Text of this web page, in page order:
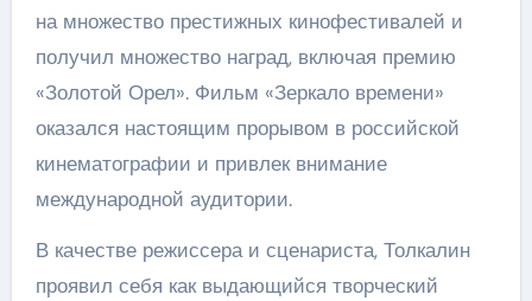
на множество престижных кинофестивалей и
получил множество наград, включая премию
«Золотой Орел». Фильм «Зеркало времени»
оказался настоящим прорывом в российской
кинематографии и привлек внимание
международной аудитории.
В качестве режиссера и сценариста, Толкалин
проявил себя как выдающийся творческий